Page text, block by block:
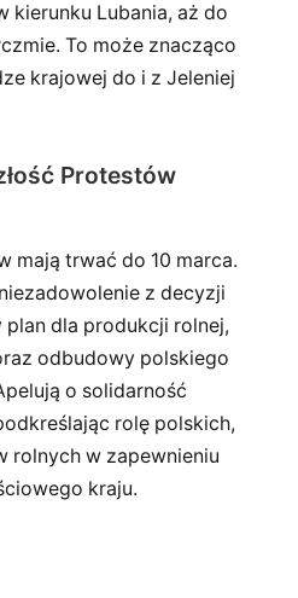
kierunku Lubania, aż do
To może znacząco
krajowej do i z Jeleniej
Protestów
mają trwać do 10 marca.
z decyzji
plan dla produkcji rolnej,
odbudowy polskiego
o solidarność
rolę polskich,
rolnych w zapewnieniu
kraju.